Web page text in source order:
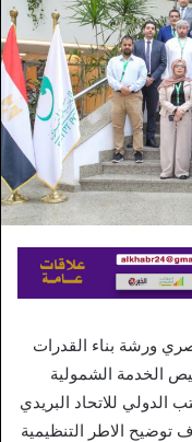
ورشة بناء القدرات
الخدمة الشمولية
الدولي للاتحاد البريدي
توضيح الاطر التنظيمية